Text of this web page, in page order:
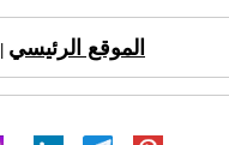
الموقع الرئيسي